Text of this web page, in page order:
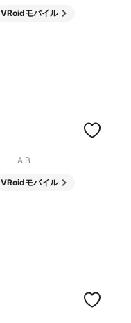
VRoidモバイル
A B
VRoidモバイル